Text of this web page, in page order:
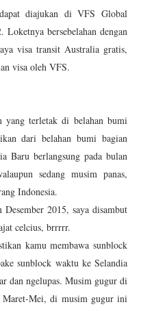
diajukan di VFS Global
bersebelahan dengan
visa transit Australia gratis,
visa oleh VFS.
yang terletak di belahan bumi
dari belahan bumi bagian
Baru berlangsung pada bulan
sedang musim panas,
Indonesia.
2015, saya disambut
celcius, brrrrr.
kamu membawa sunblock
sunblock waktu ke Selandia
dan ngelupas. Musim gugur di
Maret-Mei, di musim gugur ini